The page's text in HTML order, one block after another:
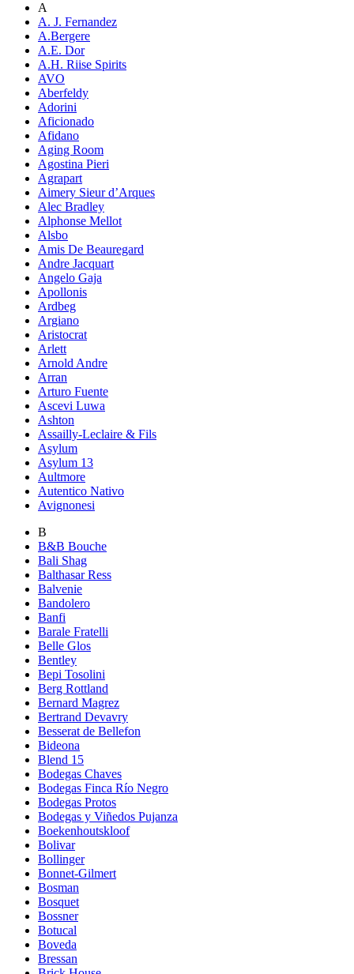
A
A. J. Fernandez
A.Bergere
A.E. Dor
A.H. Riise Spirits
AVO
Aberfeldy
Adorini
Aficionado
Afidano
Aging Room
Agostina Pieri
Agrapart
Aimery Sieur d’Arques
Alec Bradley
Alphonse Mellot
Alsbo
Amis De Beauregard
Andre Jacquart
Angelo Gaja
Apollonis
Ardbeg
Argiano
Aristocrat
Arlett
Arnold Andre
Arran
Arturo Fuente
Ascevi Luwa
Ashton
Assailly-Leclaire & Fils
Asylum
Asylum 13
Aultmore
Autentico Nativo
Avignonesi
B
B&B Bouche
Bali Shag
Balthasar Ress
Balvenie
Bandolero
Banfi
Barale Fratelli
Belle Glos
Bentley
Bepi Tosolini
Berg Rottland
Bernard Magrez
Bertrand Devavry
Besserat de Bellefon
Bideona
Blend 15
Bodegas Chaves
Bodegas Finca Río Negro
Bodegas Protos
Bodegas y Viñedos Pujanza
Boekenhoutskloof
Bolivar
Bollinger
Bonnet-Gilmert
Bosman
Bosquet
Bossner
Botucal
Boveda
Bressan